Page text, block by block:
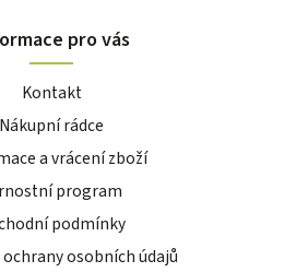
pro vás
Kontakt
Nákupní rádce
a vrácení zboží
program
podmínky
osobních údajů